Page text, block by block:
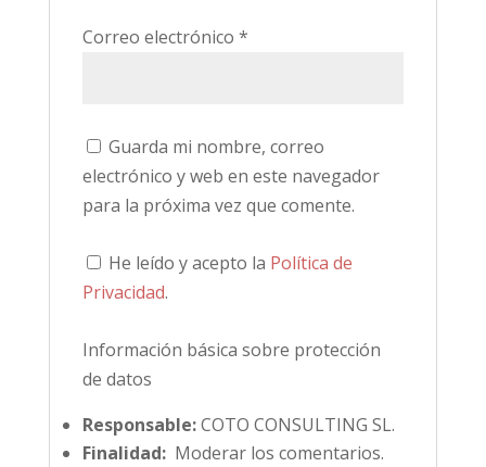
Correo electrónico *
Guarda mi nombre, correo
electrónico y web en este navegador
para la próxima vez que comente.
He leído y acepto la Política de
Privacidad.
Información básica sobre protección
de datos
Responsable:COTO CONSULTING SL.
Finalidad:Moderar los comentarios.